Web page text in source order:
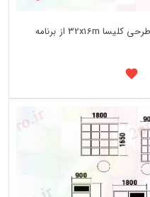
دانلود نقشه جزئیات طراحی در و پنجره طرحی کلیسا 32x16m از برنامه